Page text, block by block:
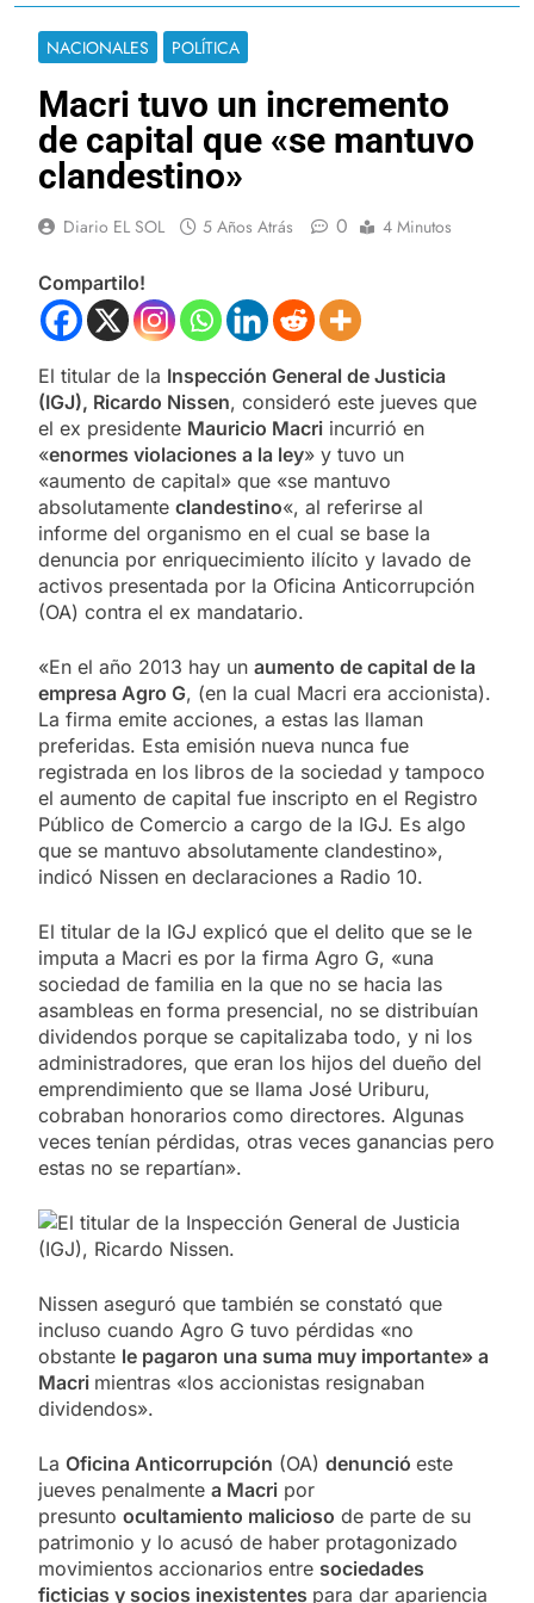
NACIONALES POLÍTICA
Macri tuvo un incremento
de capital que «se mantuvo
clandestino»
Diario EL SOL 5 Años Atrás 0 4 Minutos
Compartilo!
El titular de la Inspección General de Justicia
(IGJ), Ricardo Nissen, consideró este jueves que
el ex presidente Mauricio Macri incurrió en
«enormes violaciones a la ley» y tuvo un
«aumento de capital» que «se mantuvo
absolutamente clandestino«, al referirse al
informe del organismo en el cual se base la
denuncia por enriquecimiento ilícito y lavado de
activos presentada por la Oficina Anticorrupción
(OA) contra el ex mandatario.
«En el año 2013 hay un aumento de capital de la
empresa Agro G, (en la cual Macri era accionista).
La firma emite acciones, a estas las llaman
preferidas. Esta emisión nueva nunca fue
registrada en los libros de la sociedad y tampoco
el aumento de capital fue inscripto en el Registro
Público de Comercio a cargo de la IGJ. Es algo
que se mantuvo absolutamente clandestino»,
indicó Nissen en declaraciones a Radio 10.
El titular de la IGJ explicó que el delito que se le
imputa a Macri es por la firma Agro G, «una
sociedad de familia en la que no se hacia las
asambleas en forma presencial, no se distribuían
dividendos porque se capitalizaba todo, y ni los
administradores, que eran los hijos del dueño del
emprendimiento que se llama José Uriburu,
cobraban honorarios como directores. Algunas
veces tenían pérdidas, otras veces ganancias pero
estas no se repartían».
Nissen aseguró que también se constató que
incluso cuando Agro G tuvo pérdidas «no
obstante le pagaron una suma muy importante» a
Macri mientras «los accionistas resignaban
dividendos».
La Oficina Anticorrupción (OA) denunció este
jueves penalmente a Macri por
presunto ocultamiento malicioso de parte de su
patrimonio y lo acusó de haber protagonizado
movimientos accionarios entre sociedades
ficticias y socios inexistentes para dar apariencia